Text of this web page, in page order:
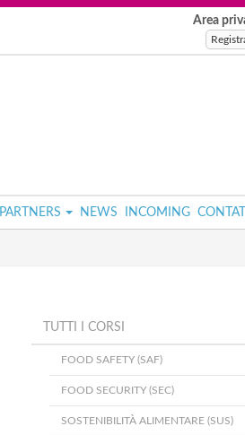
Area
PARTNERS NEWS INCOMING
TUTTI I CORSI
FOOD SAFETY (SAF)
FOOD SECURITY (SEC)
SOSTENIBILITÀ ALIMENTARE (SUS)